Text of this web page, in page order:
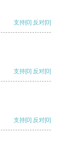
支持[0] 反对[0]
支持[0] 反对[0]
支持[0] 反对[0]